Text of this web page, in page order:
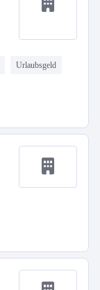
Urlaubsgeld